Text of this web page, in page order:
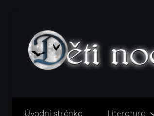
obsahu
Úvodní stránka Literatura